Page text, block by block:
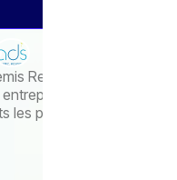
Recrutement
dans
les plus stratégiques.